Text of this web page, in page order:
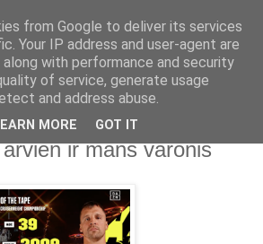
ir mans varonis
from Google to deliver its services
Your IP address and user-agent are
with performance and security
of service, generate usage
and address abuse.
MORE GOT IT